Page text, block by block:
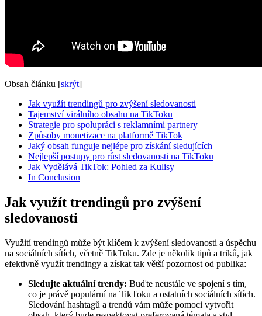
Obsah článku [skrýt]
Jak využít trendingů pro zvýšení sledovanosti
Tajemství virálního obsahu na TikToku
Strategie pro spolupráci s reklamními partnery
Způsoby monetizace na platformě TikTok
Jaký obsah funguje nejlépe pro získání sledujících
Nejlepší postupy pro růst sledovanosti na TikToku
Jak Vydělává TikTok: Pohled za Kulisy
In Conclusion
Jak využít trendingů pro zvýšení
sledovanosti
Využití trendingů může být klíčem k zvýšení sledovanosti a úspěchu
na sociálních sítích, včetně TikToku. Zde je několik tipů a triků, jak
efektivně využít trendingy a získat tak větší pozornost od publika:
Sledujte aktuální trendy: Buďte neustále ve spojení s tím,
co je právě populární na TikToku a ostatních sociálních sítích.
Sledování hashtagů a trendů vám může pomoci vytvořit